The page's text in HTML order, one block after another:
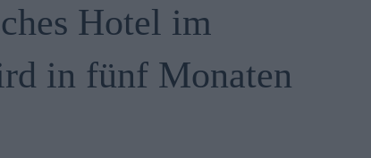
Hotel im
in fünf Monaten